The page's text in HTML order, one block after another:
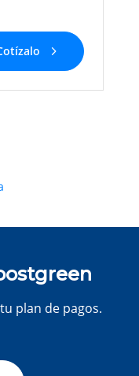
plan de pagos.